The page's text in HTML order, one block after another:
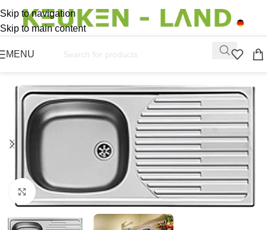
Skip to navigation
Skip to main content
MENU
Click to enlarge